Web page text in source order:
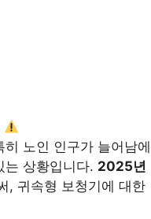
노인 인구가 늘어남에
는 상황입니다. 2025년
, 귀속형 보청기에 대한